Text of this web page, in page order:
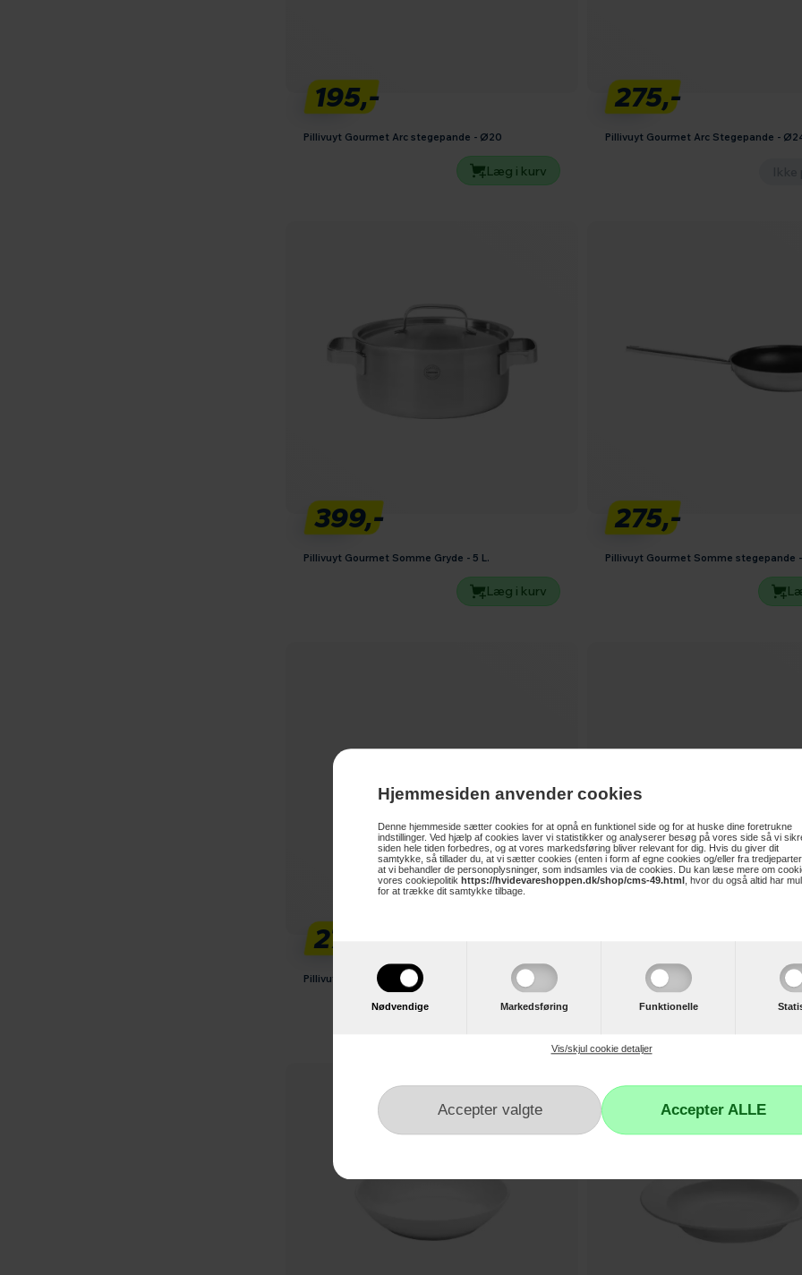
Hjemmesiden anvender cookies
Denne hjemmeside sætter cookies for at opnå en funktionel side og for at huske dine foretrukne
indstillinger. Ved hjælp af cookies laver vi statistikker og analyserer besøg på vores side så vi
siden hele tiden forbedres, og at vores markedsføring bliver relevant for dig. Hvis du giver dit
samtykke, så tillader du, at vi sætter cookies (enten i form af egne cookies og/eller fra
at vi behandler de personoplysninger, som indsamles via de cookies. Du kan læse mere om
vores cookiepolitik https://hvidevareshoppen.dk/shop/cms-49.html , hvor du også altid har
for at trække dit samtykke tilbage.
Nødvendige Markedsføring Funktionelle
Vis/skjul cookie detaljer
195,-
Pillivuyt Gourmet Arc stegepande - Ø20
Læg i kurv
275,-
Pillivuyt Gourmet Arc Stegepande -
399,-
Pillivuyt Gourmet Somme Gryde - 5 L.
Læg i kurv
275,-
Pillivuyt Gourmet Somme stegepande
279,-
Pillivuyt Plissé Fad 24x12 cm.
Læg i kurv
Pillivuyt Plissé Fad 36x12 cm.